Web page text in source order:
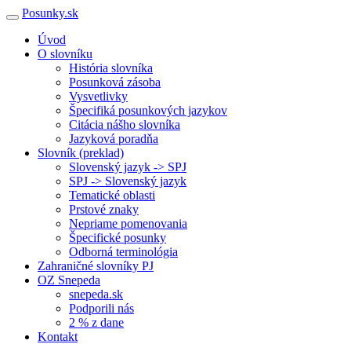
Posunky.sk
Úvod
O slovníku
História slovníka
Posunková zásoba
Vysvetlivky
Špecifiká posunkových jazykov
Citácia nášho slovníka
Jazyková poradňa
Slovník (preklad)
Slovenský jazyk -> SPJ
SPJ -> Slovenský jazyk
Tematické oblasti
Prstové znaky
Nepriame pomenovania
Špecifické posunky
Odborná terminológia
Zahraničné slovníky PJ
OZ Snepeda
snepeda.sk
Podporili nás
2 % z dane
Kontakt